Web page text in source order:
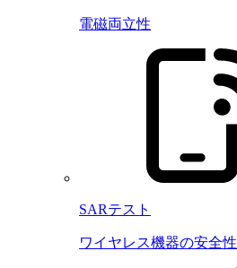
電磁両立性
SARテスト
ワイヤレス機器の安全性